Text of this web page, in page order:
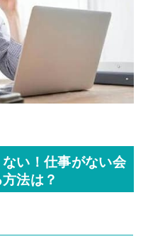
い！仕事がない会
法は？